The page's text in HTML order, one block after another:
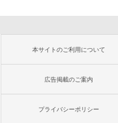
本サイトのご利用について
広告掲載のご案内
プライバシーポリシー